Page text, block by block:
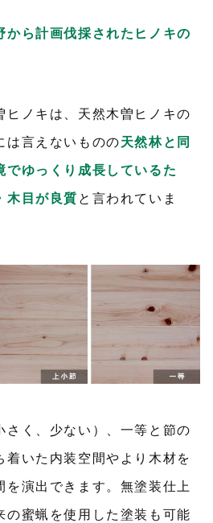
から計画伐採されたヒノキの
ヒノキは、天然木曽ヒノキの
は言えないものの天然林と同
でゆっくり成長しているた
木目が良質 と言われていま
さく、少ない）、一等と節の
着いた内装空間やより木材を
を演出できます。無塗装仕上
の蜜蝋を使用した塗装も可能